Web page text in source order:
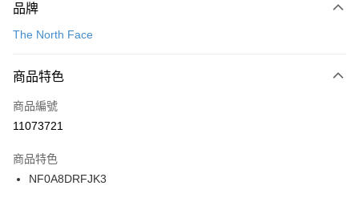
台灣樂天信用卡公司
【關於「AFTEE先享後付」】
便利好安心！
３．安心：先確認商品／服務後，再付款。
【「AFTEE先享後付」結帳流程】
１．於結帳方式選擇「AFTEE先享後付」後，將跳轉至「AFTEE先享後付」
２．訂單成立數日內，您將收到繳費通知簡訊。
３．收到繳費通知簡訊後14天內，點擊此簡訊中的連結，可透過四大超商／
ATM／網路銀行／等多元方式進行付款，方視為交易完成。
運送方式
每筆NT$100，滿NT$1,500(含以上)免運費
宅配
每筆NT$100，滿NT$1,500(含以上)免運費
付款後門市自取
每筆NT$100，滿NT$1,500(含以上)免運費
品牌
The North Face
商品特色
商品編號
11073721
商品特色
NF0A8DRFJK3